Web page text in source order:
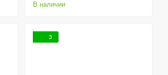
В наличии
3